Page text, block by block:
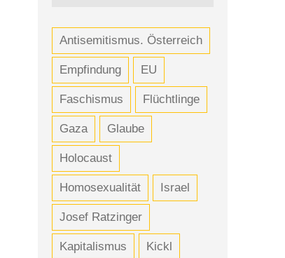
Antisemitismus. Österreich
Empfindung EU
Faschismus Flüchtlinge
Gaza Glaube
Holocaust
Homosexualität Israel
Josef Ratzinger
Kapitalismus Kickl